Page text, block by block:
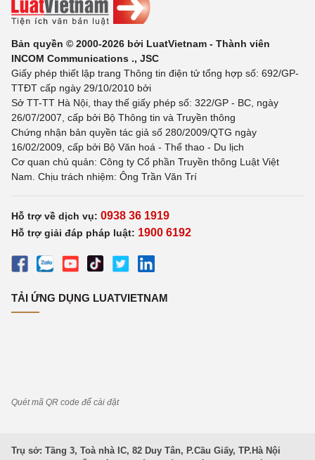
Bản quyền © 2000-2026 bởi LuatVietnam - Thành viên
INCOM Communications ., JSC
Giấy phép thiết lập trang Thông tin điện tử tổng hợp số: 692/GP-
TTĐT cấp ngày 29/10/2010 bởi
Sở TT-TT Hà Nội, thay thế giấy phép số: 322/GP - BC, ngày
26/07/2007, cấp bởi Bộ Thông tin và Truyền thông
Chứng nhận bản quyền tác giả số 280/2009/QTG ngày
16/02/2009, cấp bởi Bộ Văn hoá - Thể thao - Du lịch
Cơ quan chủ quản: Công ty Cổ phần Truyền thông Luật Việt
Nam. Chịu trách nhiệm: Ông Trần Văn Trí
Hỗ trợ về dịch vụ: 0938 36 1919
Hỗ trợ giải đáp pháp luật: 1900 6192
TẢI ỨNG DỤNG LUATVIETNAM
Quét mã QR code để cài đặt
Trụ sở: Tầng 3, Toà nhà IC, 82 Duy Tân, P.Cầu Giấy, TP.Hà Nội